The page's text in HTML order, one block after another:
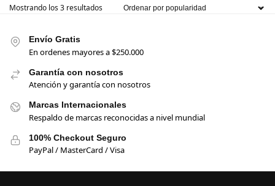
Mostrando los 3 resultados
Envío Gratis
En ordenes mayores a $250.000
Garantía con nosotros
Atención y garantía con nosotros
Marcas Internacionales
Respaldo de marcas reconocidas a nivel mundial
100% Checkout Seguro
PayPal / MasterCard / Visa